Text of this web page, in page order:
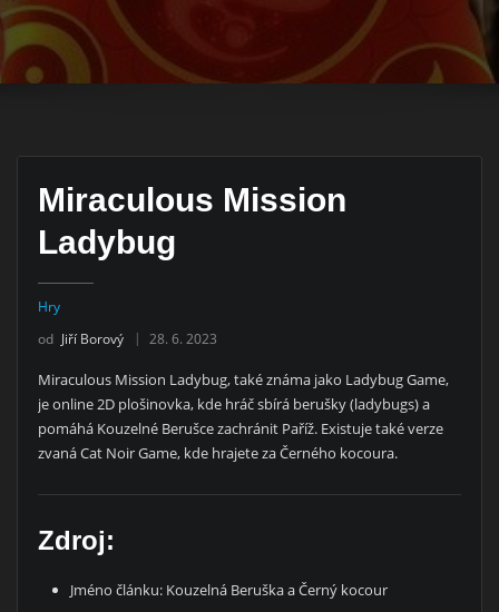
Miraculous Mission
Ladybug
Hry
od Jiří Borový 28. 6. 2023
Miraculous Mission Ladybug, také známa jako Ladybug Game,
je online 2D plošinovka, kde hráč sbírá berušky (ladybugs) a
pomáhá Kouzelné Berušce zachránit Paříž. Existuje také verze
zvaná Cat Noir Game, kde hrajete za Černého kocoura.
Zdroj:
Jméno článku: Kouzelná Beruška a Černý kocour